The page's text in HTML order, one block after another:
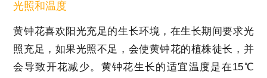
光照和温度
黄钟花喜欢阳光充足的生长环境，在生长期间要求光
照充足，如果光照不足，会使黄钟花的植株徒长，并
会导致开花减少。黄钟花生长的适宜温度是在15℃